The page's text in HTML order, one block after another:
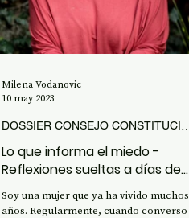
CIENCIA Y TECNOLOGÍA
Lo que informa el miedo -
Reflexiones sueltas a días de
esta última elección
Soy una mujer que ya ha vivido muchos
años. Regularmente, cuando converso
Milena Vodanovic
10 may 2023